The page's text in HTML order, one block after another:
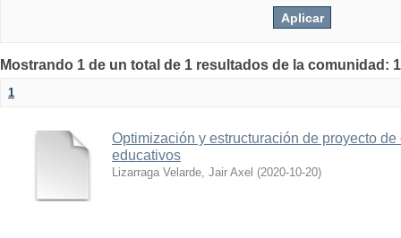
Mostrando 1 de un total de 1 resultados de la comunidad:
1
Optimización y estructuración de proyecto
educativos
Lizarraga Velarde, Jair Axel (2020-10-20)